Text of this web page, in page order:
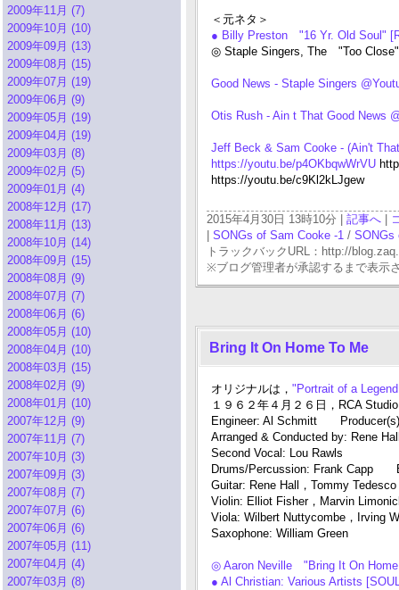
2009年11月 (7)
2009年10月 (10)
2009年09月 (13)
2009年08月 (15)
2009年07月 (19)
2009年06月 (9)
2009年05月 (19)
2009年04月 (19)
2009年03月 (8)
2009年02月 (5)
2009年01月 (4)
2008年12月 (17)
2008年11月 (13)
2008年10月 (14)
2008年09月 (15)
2008年08月 (9)
2008年07月 (7)
2008年06月 (6)
2008年05月 (10)
2008年04月 (10)
2008年03月 (15)
2008年02月 (9)
2008年01月 (10)
2007年12月 (9)
2007年11月 (7)
2007年10月 (3)
2007年09月 (3)
2007年08月 (7)
2007年07月 (6)
2007年06月 (6)
2007年05月 (11)
2007年04月 (4)
2007年03月 (8)
＜元ネタ＞
● Billy Preston "16 Yr. Old Soul"
◎ Staple Singers, The "Too
Good News - Staple Singers
Otis Rush - Ain t That Good News
Jeff Beck & Sam Cooke - (Ain't
https://youtu.be/p4OKbqwWrVU
https://youtu.be/c9Kl2kLJgew
2015年4月30日 13時10分 | 記事へ
SONGs of Sam Cooke -1 / SONGs
トラックバックURL：http://
※ブログ管理者が承認するまで表示
Bring It On Home To Me
オリジナルは， "Portrait of a
１９６２年４月２６日，RCA
Engineer: Al Schmitt
Arranged & Conducted by: Rene
Second Vocal: Lou Rawls
Drums/Percussion: Frank Capp
Guitar: Rene Hall，Tommy
Violin: Elliot Fisher，Marvin
Viola: Wilbert Nuttycombe，
Saxophone: William Green
◎ Aaron Neville "Bring It On
● Al Christian: Various Artists